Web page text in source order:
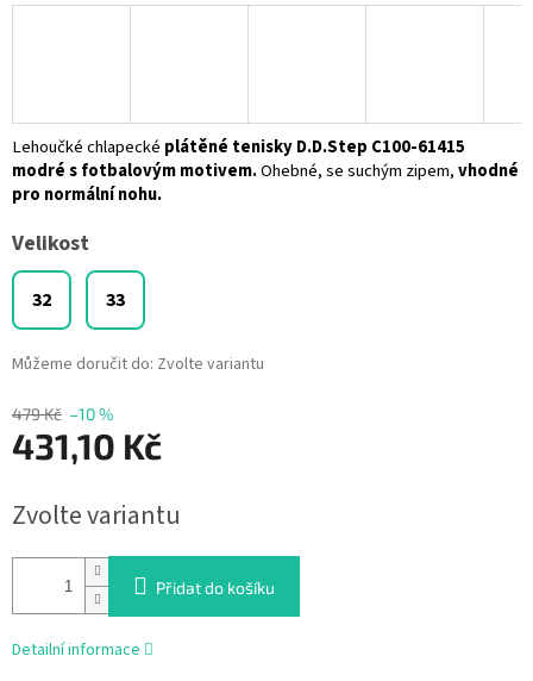
479 Kč –10 %
431,10 Kč
cena:
Zvolte variantu
Velikost
32 33
Můžeme doručit do: Zvolte variantu
Přidat do košíku
Lehoučké chlapecké plátěné tenisky D.D.Step C100-61415
modré s fotbalovým motivem.Ohebné, se suchým zipem,vhodné
pro normální nohu.
Detailní informace